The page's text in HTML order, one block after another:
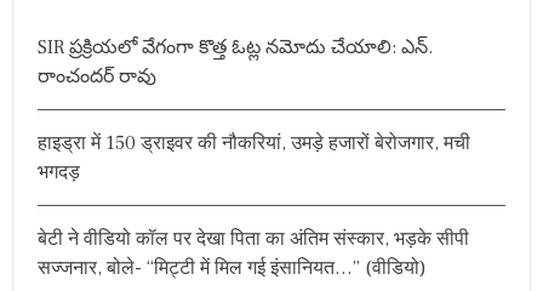
SIR ప్రక్రియలో వేగంగా కొత్త ఓట్ల నమోదు చేయాలి: ఎన్.
రాంచందర్ రావు
हाइड्रा में 150 ड्राइवर की नौकरियां, उमड़े हजारों बेरोजगार, मची
भगदड़
बेटी ने वीडियो कॉल पर देखा पिता का अंतिम संस्कार, भड़के सीपी
सज्जनार, बोले- “मिट्टी में मिल गई इंसानियत…” (वीडियो)